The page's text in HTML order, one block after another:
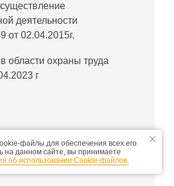
деятельности
от 02.04.2015г.
области охраны труда
г
разработанMAJIX.RU
файлы для обеспечения всех его
на данном сайте, вы принимаете
об использовании Cookie-файлов.